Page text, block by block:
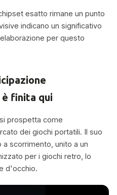
esatto rimane un punto
indicano un significativo
per questo
finita qui
prospetta come
dei giochi portatili. Il suo
scorrimento, unito a un
per i giochi retro, lo
d'occhio.